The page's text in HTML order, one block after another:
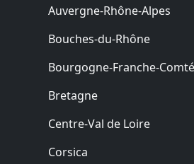
Auvergne-Rhône-Alpes
Bouches-du-Rhône
Bourgogne-Franche-Comté
Bretagne
Centre-Val de Loire
Corsica